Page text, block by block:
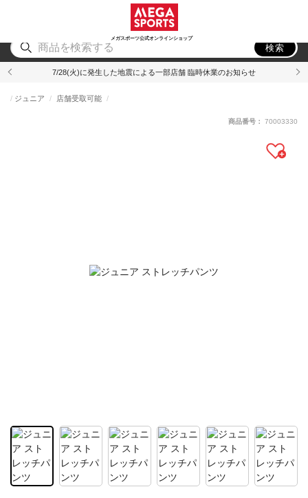
メガスポーツ公式オンラインショップ
アウトドア
検索
7/28(火)に発生した地震による一部店舗 臨時休業のお知らせ
ジュニア 店舗受取可能
商品番号： 70003330